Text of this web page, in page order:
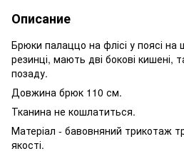
Описание
Брюки палаццо на флісі у поясі на
резинці, мають дві бокові кишені,
позаду.
Довжина брюк 110 см.
Тканина не кошлатиться.
Матеріал - бавовняний трикотаж
якості.